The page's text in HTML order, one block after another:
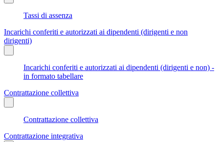
Tassi di assenza
Incarichi conferiti e autorizzati ai dipendenti (dirigenti e non
dirigenti)
Incarichi conferiti e autorizzati ai dipendenti (dirigenti e non) -
in formato tabellare
Contrattazione collettiva
Contrattazione collettiva
Contrattazione integrativa